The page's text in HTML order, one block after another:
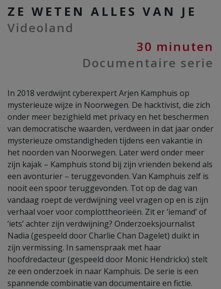
ZE WETEN ALLES VAN JE
Videoland
30 minuten
Documentaire serie
In 2018 verdwijnt cyberexpert Arjen Kamphuis op
mysterieuze wijze in Noorwegen. De hacktivist, die zich
onder meer bezighield met privacy en het beschermen
van democratische waarden, verdween in dat jaar onder
mysterieuze omstandigheden tijdens een vakantie in
het noorden van Noorwegen. Later werd onder meer
zijn kajak – Kamphuis stond bij zijn vrienden bekend als
een avonturier – teruggevonden. Van Kamphuis zelf is
nooit een spoor teruggevonden. Tot op de dag van
vandaag roept de verdwijning veel vragen op en is zijn
verhaal voer voor complottheorieën. Zit er ‘iemand’ of
‘iets’ achter zijn verdwijning? Onderzoeksjournalist
Nadia (gespeeld door Charlie Chan Dagelet) duikt in
zijn vermissing. In samenspraak met haar
hoofdredacteur (gespeeld door Monic Hendrickx) stelt
ze een onderzoek in naar Kamphuis. De serie is een
spannende combinatie van documentaire en fictie.